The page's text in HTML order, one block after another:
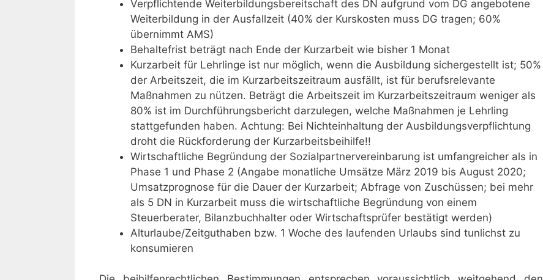
Verpflichtende Weiterbildungsbereitschaft des DN aufgrund vom DG angebotene
Weiterbildung in der Ausfallzeit (40% der Kurskosten muss DG tragen; 60%
übernimmt AMS)
Behaltefrist beträgt nach Ende der Kurzarbeit wie bisher 1 Monat
Kurzarbeit für Lehrlinge ist nur möglich, wenn die Ausbildung sichergestellt ist; 50%
der Arbeitszeit, die im Kurzarbeitszeitraum ausfällt, ist für berufsrelevante
Maßnahmen zu nützen. Beträgt die Arbeitszeit im Kurzarbeitszeitraum weniger als
80% ist im Durchführungsbericht darzulegen, welche Maßnahmen je Lehrling
stattgefunden haben. Achtung: Bei Nichteinhaltung der Ausbildungsverpflichtung
droht die Rückforderung der Kurzarbeitsbeihilfe!!
Wirtschaftliche Begründung der Sozialpartnervereinbarung ist umfangreicher als in
Phase 1 und Phase 2 (Angabe monatliche Umsätze März 2019 bis August 2020;
Umsatzprognose für die Dauer der Kurzarbeit; Abfrage von Zuschüssen; bei mehr
als 5 DN in Kurzarbeit muss die wirtschaftliche Begründung von einem
Steuerberater, Bilanzbuchhalter oder Wirtschaftsprüfer bestätigt werden)
Alturlaube/Zeitguthaben bzw. 1 Woche des laufenden Urlaubs sind tunlichst zu
konsumieren